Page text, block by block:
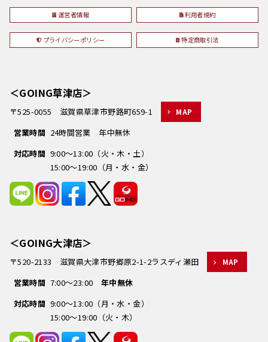
運営者情報 利用者規約
プライバシーポリシー 特定商取引法
＜GOING草津店＞
〒525-0055 滋賀県草津市野路町659-1 MAP
営業時間 24時間営業 年中無休
対応時間 9:00～13:00（火・木・土）
15:00～19:00（月・水・金）
＜GOING大津店＞
〒520-2133 滋賀県大津市野郷原2-1-2ラスディ瀬田 MAP
営業時間 7:00～23:00 年中無休
対応時間 9:00～13:00（月・水・金）
15:00～19:00（火・木）